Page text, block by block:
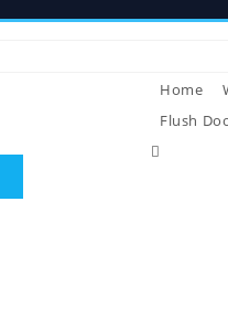
Home
Flush
Toggle